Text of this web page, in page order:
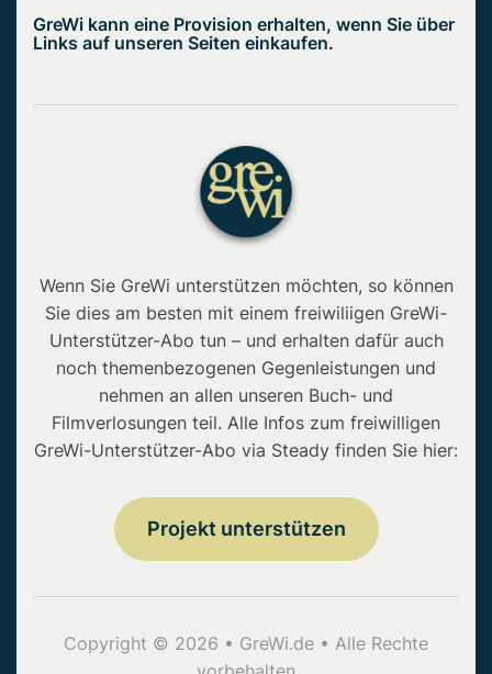
GreWi kann eine Provision erhalten, wenn Sie über
Links auf unseren Seiten einkaufen.
Wenn Sie GreWi unterstützen möchten, so können
Sie dies am besten mit einem freiwiliigen GreWi-
Unterstützer-Abo tun – und erhalten dafür auch
noch themenbezogenen Gegenleistungen und
nehmen an allen unseren Buch- und
Filmverlosungen teil. Alle Infos zum freiwilligen
GreWi-Unterstützer-Abo via Steady finden Sie hier:
Projekt unterstützen
Copyright © 2026 • GreWi.de • Alle Rechte